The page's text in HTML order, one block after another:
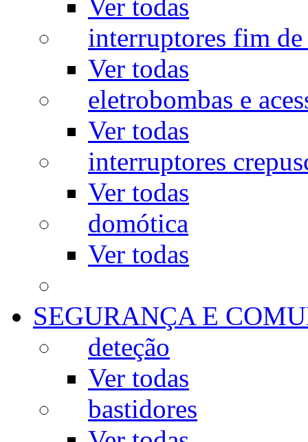
Ver todas
interruptores fim de
Ver todas
eletrobombas e
Ver todas
interruptores
Ver todas
domótica
Ver todas
SEGURANÇA E
deteção
Ver todas
bastidores